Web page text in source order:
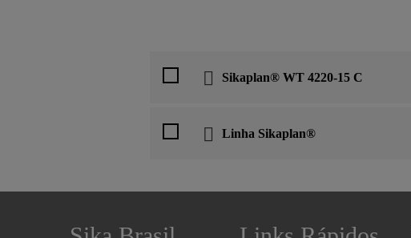
Sikaplan® WT 4220-15 C
Linha Sikaplan®